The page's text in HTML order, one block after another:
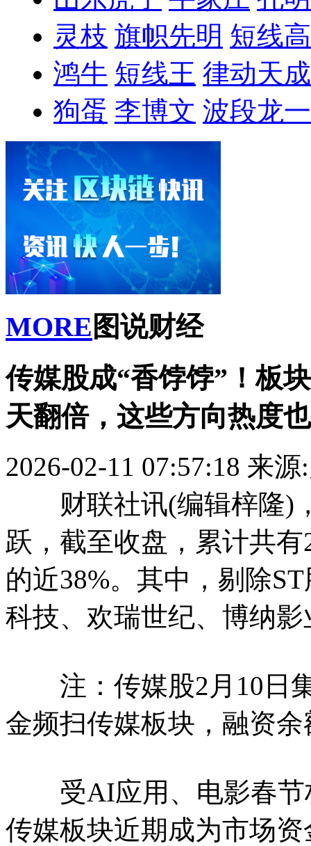
灵枝 旗帜先明 短线
鸿牛 短线王 律动天成
狗蛋 李博文 波段龙一
MORE 图说财经
传媒股成“香饽饽”！板
天翻倍，这些方向热度
2026-02-11 07:57:18 来源
财联社讯(编辑梓隆)，
跃，截至收盘，累计共
的近38%。其中，剔除
科技、欢瑞世纪、博
注：传媒股2月10日集
金频扫传媒板块，融资
受AI应用、电影春节
传媒板块近期成为市场